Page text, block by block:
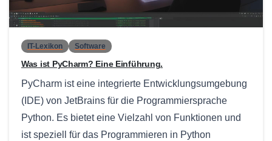
IT-Lexikon Software
Was ist PyCharm? Eine Einführung.
PyCharm ist eine integrierte Entwicklungsumgebung
(IDE) von JetBrains für die Programmiersprache
Python. Es bietet eine Vielzahl von Funktionen und
ist speziell für das Programmieren in Python